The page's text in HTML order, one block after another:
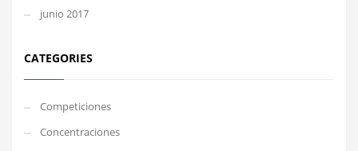
junio 2017
CATEGORIES
Competiciones
Concentraciones